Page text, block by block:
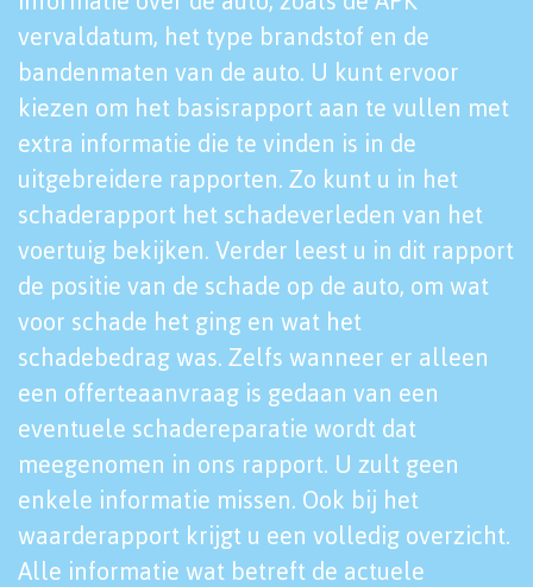
vervaldatum, het type brandstof en de
bandenmaten van de auto. U kunt ervoor
kiezen om het basisrapport aan te vullen met
extra informatie die te vinden is in de
uitgebreidere rapporten. Zo kunt u in het
schaderapport het schadeverleden van het
voertuig bekijken. Verder leest u in dit rapport
de positie van de schade op de auto, om wat
voor schade het ging en wat het
schadebedrag was. Zelfs wanneer er alleen
een offerteaanvraag is gedaan van een
eventuele schadereparatie wordt dat
meegenomen in ons rapport. U zult geen
enkele informatie missen. Ook bij het
waarderapport krijgt u een volledig overzicht.
Alle informatie wat betreft de actuele